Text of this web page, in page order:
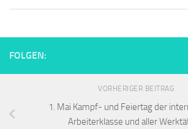
FOLGEN:
VORHERIGER BEITRAG
1. Mai Kampf- und Feiertag der
Arbeiterklasse und aller